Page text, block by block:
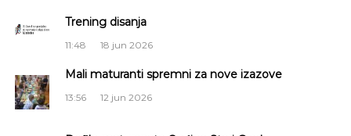
č
Trening disanja
11:48 18 jun 2026
Mali maturanti spremni za nove izazove
13:56 12 jun 2026